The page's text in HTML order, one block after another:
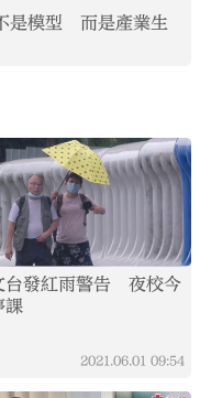
是模型 而是產業生
台發紅雨警告 夜校今
課
2021.06.01 09:54